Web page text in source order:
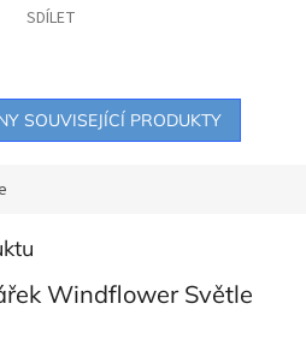
SDÍLET
SOUVISEJÍCÍ PRODUKTY
Windflower Světle